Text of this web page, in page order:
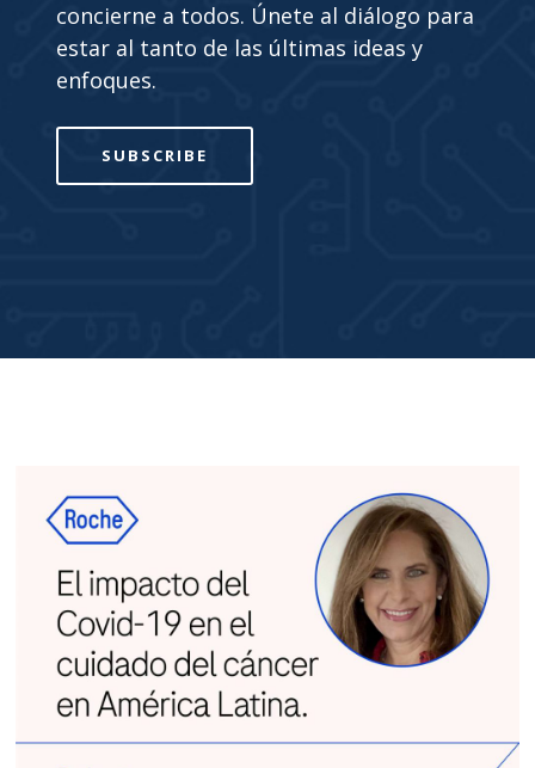
concierne a todos. Únete al diálogo para
estar al tanto de las últimas ideas y
enfoques.
SUBSCRIBE